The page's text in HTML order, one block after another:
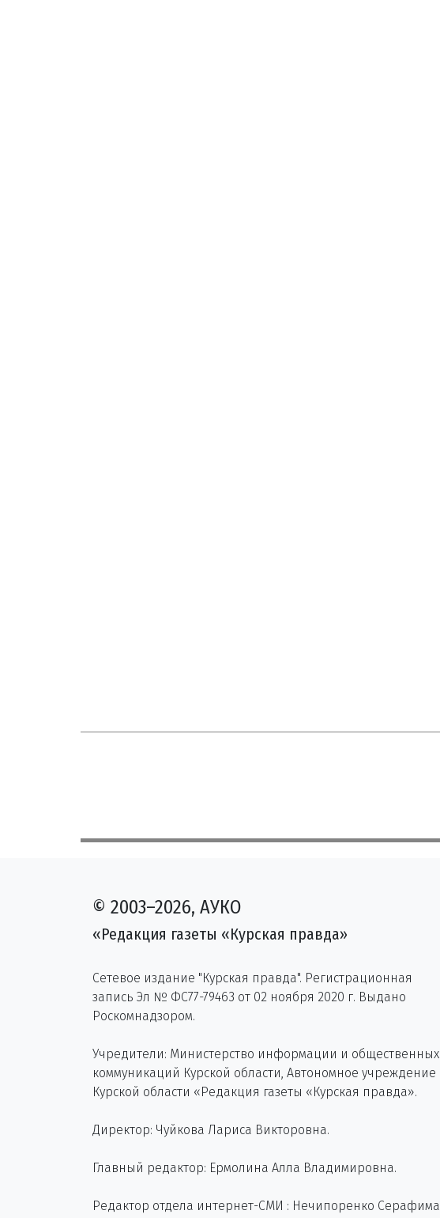
© 2003–2026, АУКО
«Редакция газеты «Курская правда»
Сетевое издание "Курская правда". Регистрационная
запись Эл № ФС77-79463 от 02 ноября 2020 г. Выдано
Роскомнадзором.
Учредители: Министерство информации и общественных
коммуникаций Курской области, Автономное учреждение
Курской области «Редакция газеты «Курская правда».
Директор: Чуйкова Лариса Викторовна.
Главный редактор: Ермолина Алла Владимировна.
Редактор отдела интернет-СМИ : Нечипоренко Серафима